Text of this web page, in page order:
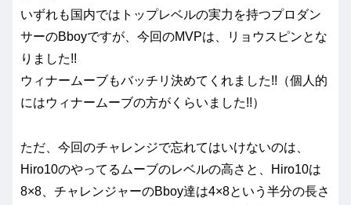
いずれも国内ではトップレベルの実力を持つプロダン
サーのBboyですが、今回のMVPは、リョウスピンとな
りました!!
ウィナームーブもバッチリ決めてくれました!!（個人的
にはウィナームーブの方がくらいました!!）
ただ、今回のチャレンジで忘れてはいけないのは、
Hiro10のやってるムーブのレベルの高さと、Hiro10は
8×8、チャレンジャーのBboy達は4×8という半分の長さ